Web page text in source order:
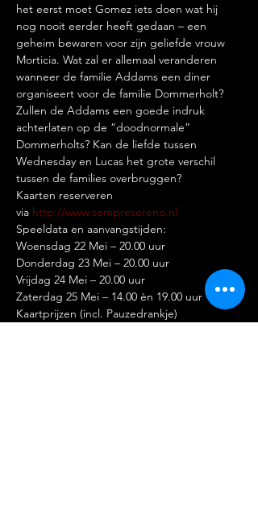
het eerst moet Gomez iets doen wat hij
nog nooit eerder heeft gedaan – een
geheim bewaren voor zijn geliefde vrouw
Morticia. Wat zal er allemaal veranderen
wanneer de familie Addams een diner
organiseert voor de familie Dommerholt?
Zullen de Addams een goede indruk
achterlaten op de “doodnormale”
Dommerholts? Kan de liefde tussen
Wednesday en Lucas het grote verschil
tussen de families overbruggen?
Kaarten reserveren
via http://www.sempresereno.nl
Speeldata en aanvangstijden:
Woensdag 22 Mei – 20.00 uur
Donderdag 23 Mei – 20.00 uur
Vrijdag 24 Mei – 20.00 uur
Zaterdag 25 Mei – 14.00 èn 19.00 uur
Kaartprijzen (incl. Pauzedrankje)